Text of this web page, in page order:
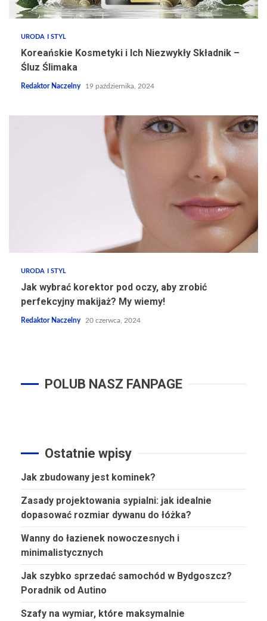
URODA I STYL
Koreańskie Kosmetyki i Ich Niezwykły Składnik –
Śluz Ślimaka
Redaktor Naczelny 19 października, 2024
URODA I STYL
Jak wybrać korektor pod oczy, aby zrobić
perfekcyjny makijaż? My wiemy!
Redaktor Naczelny 20 czerwca, 2024
POLUB NASZ FANPAGE
Ostatnie wpisy
Jak zbudowany jest kominek?
Zasady projektowania sypialni: jak idealnie
dopasować rozmiar dywanu do łóżka?
Wanny do łazienek nowoczesnych i
minimalistycznych
Jak szybko sprzedać samochód w Bydgoszcz?
Poradnik od Autino
Szafy na wymiar, które maksymalnie